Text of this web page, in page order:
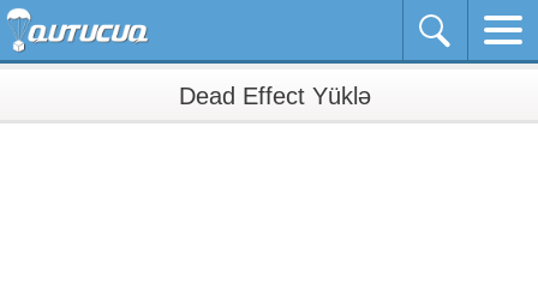
Dead Effect Yüklə